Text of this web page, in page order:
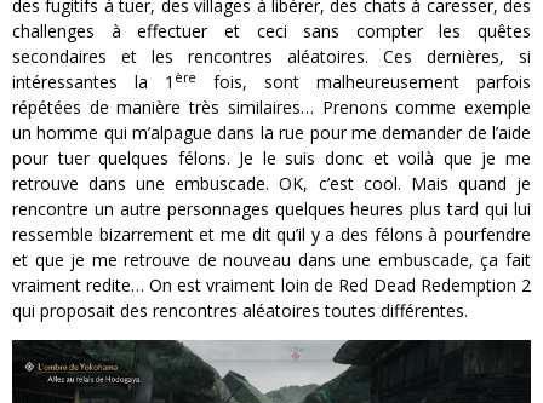
des fugitifs à tuer, des villages à libérer, des chats à caresser, des
challenges à effectuer et ceci sans compter les quêtes
secondaires et les rencontres aléatoires. Ces dernières, si
intéressantes la 1 ère
fois, sont malheureusement parfois
répétées de manière très similaires… Prenons comme exemple
un homme qui m’alpague dans la rue pour me demander de l’aide
pour tuer quelques félons. Je le suis donc et voilà que je me
retrouve dans une embuscade. OK, c’est cool. Mais quand je
rencontre un autre personnages quelques heures plus tard qui lui
ressemble bizarrement et me dit qu’il y a des félons à pourfendre
et que je me retrouve de nouveau dans une embuscade, ça fait
vraiment redite… On est vraiment loin de Red Dead Redemption 2
qui proposait des rencontres aléatoires toutes différentes.